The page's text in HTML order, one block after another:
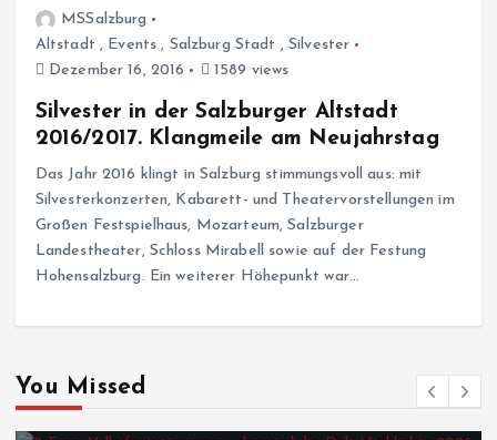
MSSalzburg
Altstadt , Events , Salzburg Stadt , Silvester
Dezember 16, 2016
1589 views
Silvester in der Salzburger Altstadt
2016/2017. Klangmeile am Neujahrstag
Das Jahr 2016 klingt in Salzburg stimmungsvoll aus: mit
Silvesterkonzerten, Kabarett- und Theatervorstellungen im
Großen Festspielhaus, Mozarteum, Salzburger
Landestheater, Schloss Mirabell sowie auf der Festung
Hohensalzburg. Ein weiterer Höhepunkt war…
You Missed